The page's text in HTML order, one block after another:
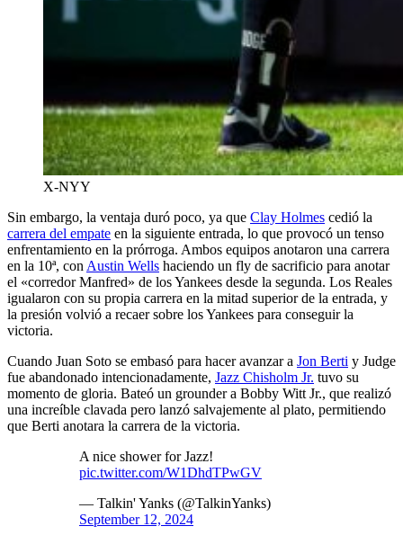
X-NYY
Sin embargo, la ventaja duró poco, ya que Clay Holmes cedió la
carrera del empate en la siguiente entrada, lo que provocó un tenso
enfrentamiento en la prórroga. Ambos equipos anotaron una carrera
en la 10ª, con Austin Wells haciendo un fly de sacrificio para anotar
el «corredor Manfred» de los Yankees desde la segunda. Los Reales
igualaron con su propia carrera en la mitad superior de la entrada, y
la presión volvió a recaer sobre los Yankees para conseguir la
victoria.
Cuando Juan Soto se embasó para hacer avanzar a Jon Berti y Judge
fue abandonado intencionadamente, Jazz Chisholm Jr. tuvo su
momento de gloria. Bateó un grounder a Bobby Witt Jr., que realizó
una increíble clavada pero lanzó salvajemente al plato, permitiendo
que Berti anotara la carrera de la victoria.
A nice shower for Jazz!
pic.twitter.com/W1DhdTPwGV
— Talkin' Yanks (@TalkinYanks)
September 12, 2024